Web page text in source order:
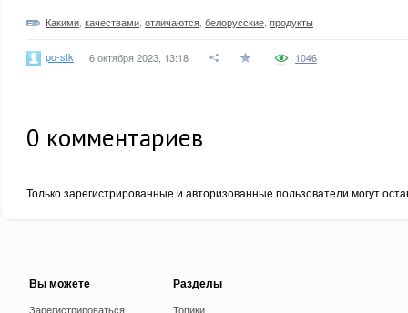
Какими качествами отличаются белорусские продукты
po-stk 6 октября 2023, 13:18 1046
0 комментариев
Только зарегистрированные и авторизованные пользователи могут
Вы можете
Зарегистрироваться
Разделы
Топики